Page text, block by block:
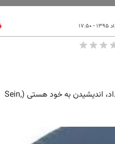
همشهری آنلاین: شاید نخستین صفتی را که بتوان به اندیشه‌ی هیدگر نسبت داد، اندیشیدن به خود هستی (Sein,
تنگه هرمز | ویدئو